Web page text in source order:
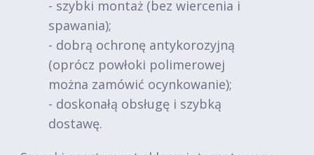
- szybki montaż (bez wiercenia i
spawania);
- dobrą ochronę antykorozyjną
(oprócz powłoki polimerowej
można zamówić ocynkowanie);
- doskonałą obsługę i szybką
dostawę.